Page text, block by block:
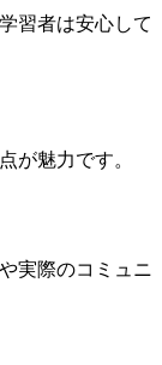
習者は安心して
が魅力です。
実際のコミュニ